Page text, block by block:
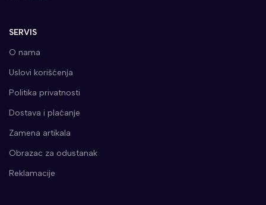
SERVIS
O nama
Uslovi korišćenja
Politika privatnosti
Dostava i plaćanje
Zamena artikala
Obrazac za odustanak
Reklamacije